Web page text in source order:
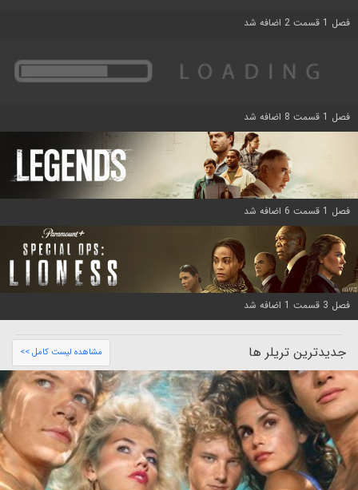
فصل 1 قسمت 2 اضافه شد
فصل 1 قسمت 8 اضافه شد
فصل 1 قسمت 6 اضافه شد
فصل 3 قسمت 1 اضافه شد
جدیدترین تریلر ها مشاهده لیست کامل >>